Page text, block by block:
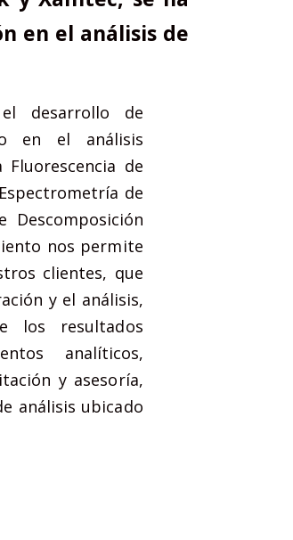
en el análisis de
desarrollo de
en el análisis
de
Espectrometría de
Descomposición
nos permite
clientes, que
y el análisis,
los resultados
analíticos,
y asesoría,
análisis ubicado